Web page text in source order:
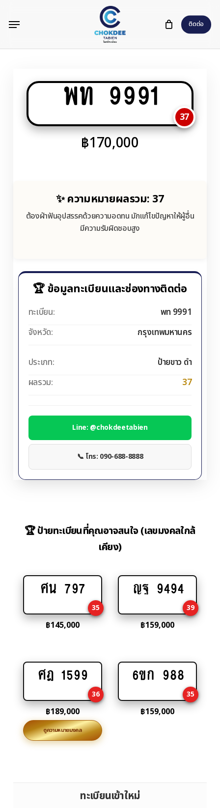
content
ติดต่อ
Menu
พท 9991
37
฿170,000
✨ ความหมายผลรวม: 37
ต้องฝ่าฟันอุปสรรคด้วยความอดทน มักแก้ไขปัญหาให้ผู้อื่น
มีความรับผิดชอบสูง
🏆 ข้อมูลทะเบียนและช่องทางติดต่อ
ทะเบียน:
พท 9991
จังหวัด:
กรุงเทพมหานคร
ประเภท:
ป้ายขาว ดำ
ผลรวม:
37
Line: @chokdeetabien
📞 โทร: 090-688-8888
🏆 ป้ายทะเบียนที่คุณอาจสนใจ (เลขมงคลใกล้
เคียง)
Add
cart
ศน 797
35
฿145,000
Add
cart
ญฐ 9494
39
฿159,000
Add
cart
ศฎ 1599
36
฿189,000
ดูความหมายมงคล
Add
cart
6ขก 988
35
฿159,000
ทะเบียนเข้าใหม่